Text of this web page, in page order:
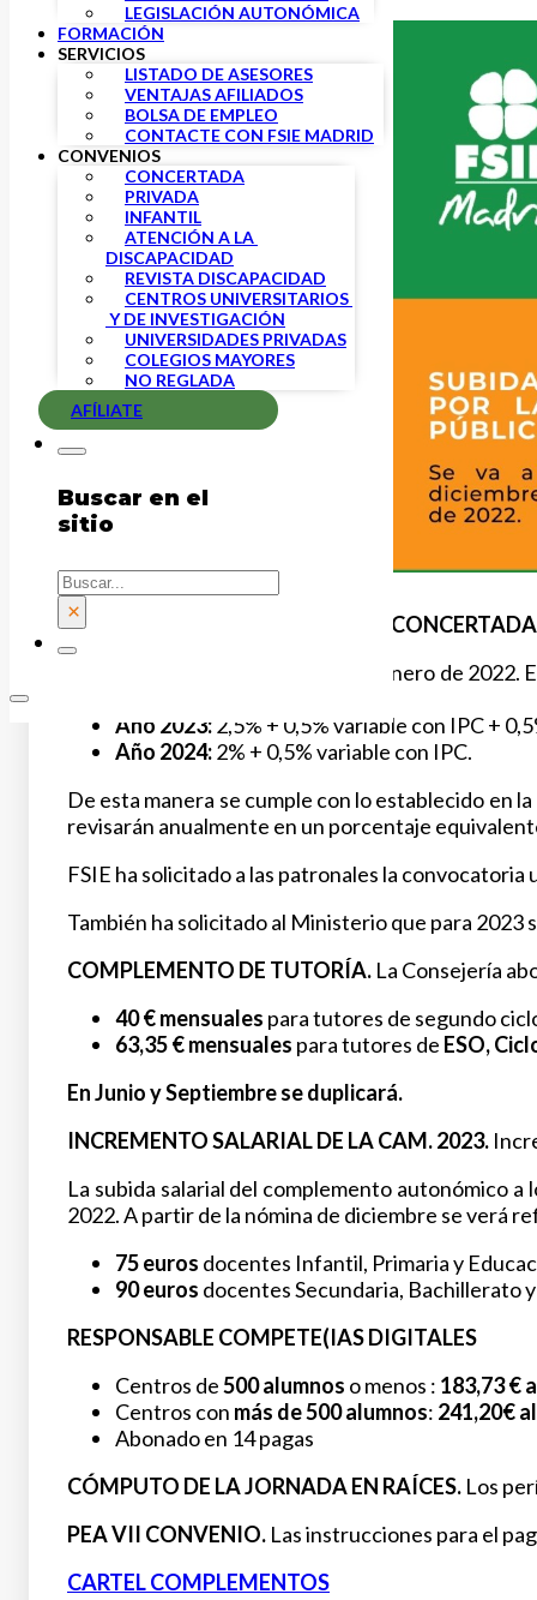
LEGISLACIÓN AUTONÓMICA
FORMACIÓN
SERVICIOS
LISTADO DE ASESORES
VENTAJAS AFILIADOS
BOLSA DE EMPLEO
CONTACTE CON FSIE MADRID
CONVENIOS
CONCERTADA
PRIVADA
INFANTIL
ATENCIÓN A LA
DISCAPACIDAD
REVISTA DISCAPACIDAD
CENTROS UNIVERSITARIOS
Y DE INVESTIGACIÓN
UNIVERSIDADES PRIVADAS
COLEGIOS MAYORES
NO REGLADA
AFÍLIATE
Buscar en el
sitio
Buscar
×
ACUERDO SALARIAL PÚBLICA Y
Con efectos 1 de enero de 2022.
Año 2023:2,5% + 0,5% variable con IPC +
Año 2024:2% + 0,5% variable con IPC.
De esta manera se cumple con lo establecido en
revisarán anualmente en un porcentaje
FSIE ha solicitado a las patronales la
También ha solicitado al Ministerio que para 2023
COMPLEMENTO DE TUTORÍA. La Consejería
40 € mensuales para tutores de segundo
63,35 € mensuales para tutores de ESO,
En Junio y Septiembre se duplicará.
INCREMENTO SALARIAL DE LA CAM. 2023.
La subida salarial del complemento autonómico
2022. A partir de la nómina de diciembre se verá
75 euros docentes Infantil, Primaria y
90 euros docentes Secundaria, Bachillerato
RESPONSABLE COMPETE(IAS DIGITALES
Centros de500 alumnos o menos : 183,73 €
Centros con más de 500 alumnos: 241,20€
Abonado en 14 pagas
CÓMPUTO DE LA JORNADA EN RAÍCES. Los
PEA VII CONVENIO. Las instrucciones para el
CARTEL COMPLEMENTOS